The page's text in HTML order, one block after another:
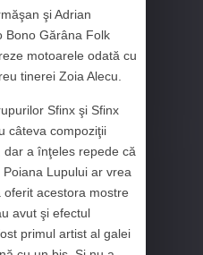
şi Adrian
Bono Gărâna Folk
motoarele odată cu
tinerei Zoia Alecu.
Sfinx şi Sfinx
câteva compoziţii
a înţeles repede că
Lupului ar vrea
oferit acestora mostre
avut şi efectul
primul artist al galei